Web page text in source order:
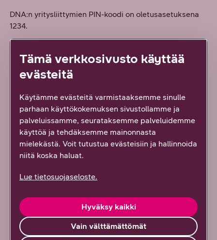
DNA:n yritysliittymien PIN-koodi on oletusasetuksena
1234.
Löysitkö etsimäsi tiedon tältä sivulta?
Palautteesi on tärkeää!
231 vastausta
Kyllä löysin
Osittain
Vähän epäselvää
Tämä verkkosivusto käyttää
evästeitä
Käytämme evästeitä varmistaaksemme sinulle
parhaan käyttökokemuksen sivustollamme ja
palveluissamme, seurataksemme palveluidemme
käyttöä ja tehdäksemme mainonnasta
mielekästä. Voit tutustua evästeisiin ja hallinnoida
niitä koska haluat.
Lue tietosuojaseloste.
Vain välttämättömät
Hyväksy kaikki